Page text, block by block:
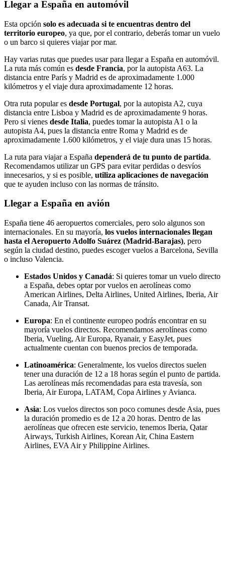
Llegar a España en automóvil
Esta opción solo es adecuada si te encuentras dentro del
territorio europeo, ya que, por el contrario, deberás tomar un vuelo
o un barco si quieres viajar por mar.
Hay varias rutas que puedes usar para llegar a España en automóvil.
La ruta más común es desde Francia, por la autopista A63. La
distancia entre París y Madrid es de aproximadamente 1.000
kilómetros y el viaje dura aproximadamente 12 horas.
Otra ruta popular es desde Portugal, por la autopista A2, cuya
distancia entre Lisboa y Madrid es de aproximadamente 9 horas.
Pero si vienes desde Italia, puedes tomar la autopista A1 o la
autopista A4, pues la distancia entre Roma y Madrid es de
aproximadamente 1.600 kilómetros, y el viaje dura unas 15 horas.
La ruta para viajar a España dependerá de tu punto de partida.
Recomendamos utilizar un GPS para evitar perdidas o desvíos
innecesarios, y si es posible, utiliza aplicaciones de navegación
que te ayuden incluso con las normas de tránsito.
Llegar a España en avión
España tiene 46 aeropuertos comerciales, pero solo algunos son
internacionales. En su mayoría, los vuelos internacionales llegan
hasta el Aeropuerto Adolfo Suárez (Madrid-Barajas), pero
según la ciudad destino, puedes escoger vuelos a Barcelona, Sevilla
o incluso Valencia.
Estados Unidos y Canadá: Si quieres tomar un vuelo directo
a España, debes optar por vuelos en aerolíneas como
American Airlines, Delta Airlines, United Airlines, Iberia, Air
Canada, Air Transat.
Europa: En el continente europeo podrás encontrar en su
mayoría vuelos directos. Recomendamos aerolíneas como
Iberia, Vueling, Air Europa, Ryanair, y EasyJet, pues
actualmente cuentan con buenos precios de temporada.
Latinoamérica: Generalmente, los vuelos directos suelen
tener una duración de 12 a 18 horas según el punto de partida.
Las aerolíneas más recomendadas para esta travesía, son
Iberia, Air Europa, LATAM, Copa Airlines y Avianca.
Asia: Los vuelos directos son poco comunes desde Asia, pues
la duración promedio es de 12 a 20 horas. Dentro de las
aerolíneas que ofrecen este servicio, tenemos Iberia, Qatar
Airways, Turkish Airlines, Korean Air, China Eastern
Airlines, EVA Air y Philippine Airlines.